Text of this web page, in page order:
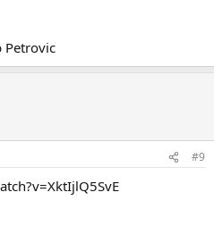
Petrovic
#9